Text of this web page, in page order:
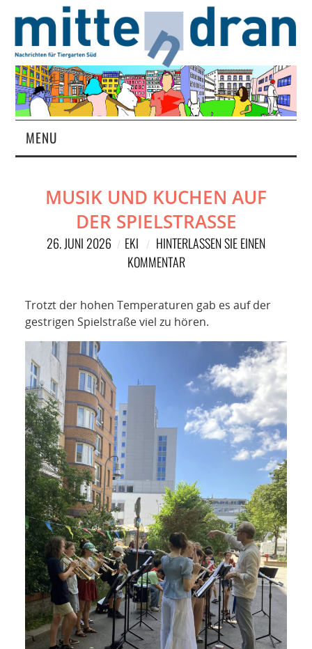
MENU
MAGAZIN
ÜBER UNS
NETZWERK
SPONSORING
KONTAKT
MUSIK UND KUCHEN AUF
DER SPIELSTRASSE
26. JUNI 2026 EKI
HINTERLASSEN SIE EINEN
KOMMENTAR
Trotzt der hohen Temperaturen gab es auf der
gestrigen Spielstraße viel zu hören.